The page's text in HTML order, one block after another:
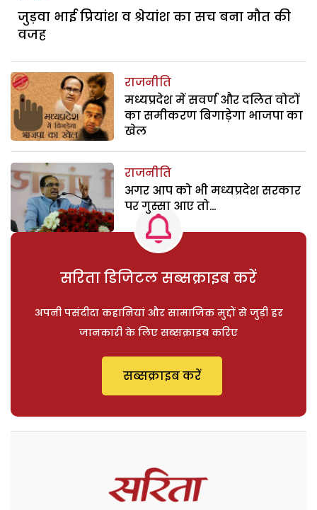
जुड़वा भाई प्रियांश व श्रेयांश का सच बना मौत की
वजह
राजनीति
मध्यप्रदेश में सवर्ण और दलित वोटों
का समीकरण बिगाड़ेगा भाजपा का
खेल
राजनीति
अगर आप को भी मध्यप्रदेश सरकार
पर गुस्सा आए तो…
सरिता डिजिटल सब्सक्राइब करें
अपनी पसंदीदा कहानियां और सामाजिक मुद्दों से जुड़ी हर
जानकारी के लिए सब्सक्राइब करिए
सब्सक्राइब करें